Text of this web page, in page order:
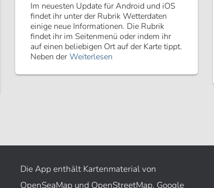
Im neuesten Update für Android und iOS
findet ihr unter der Rubrik Wetterdaten
einige neue Informationen. Die Rubrik
findet ihr im Seitenmenü oder indem ihr
auf einen beliebigen Ort auf der Karte tippt.
Neben der Weiterlesen
Die App enthält Kartenmaterial von
OpenSeaMap und OpenStreetMap. Google